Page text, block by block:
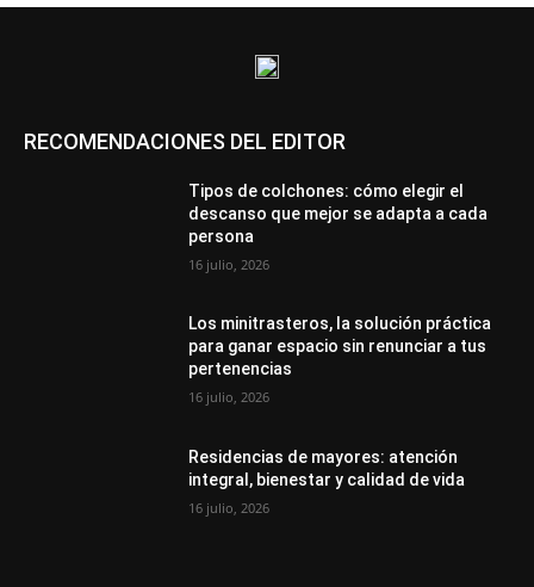
RECOMENDACIONES DEL EDITOR
Tipos de colchones: cómo elegir el
descanso que mejor se adapta a cada
persona
16 julio, 2026
Los minitrasteros, la solución práctica
para ganar espacio sin renunciar a tus
pertenencias
16 julio, 2026
Residencias de mayores: atención
integral, bienestar y calidad de vida
16 julio, 2026